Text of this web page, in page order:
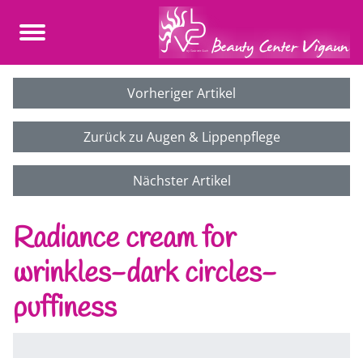
Vorheriger Artikel
Zurück zu Augen & Lippenpflege
Nächster Artikel
Radiance cream for
wrinkles-dark circles-
puffiness